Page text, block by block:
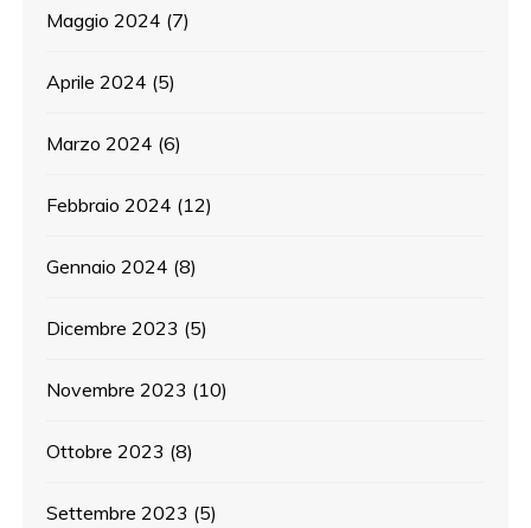
Maggio 2024 (7)
Aprile 2024 (5)
Marzo 2024 (6)
Febbraio 2024 (12)
Gennaio 2024 (8)
Dicembre 2023 (5)
Novembre 2023 (10)
Ottobre 2023 (8)
Settembre 2023 (5)